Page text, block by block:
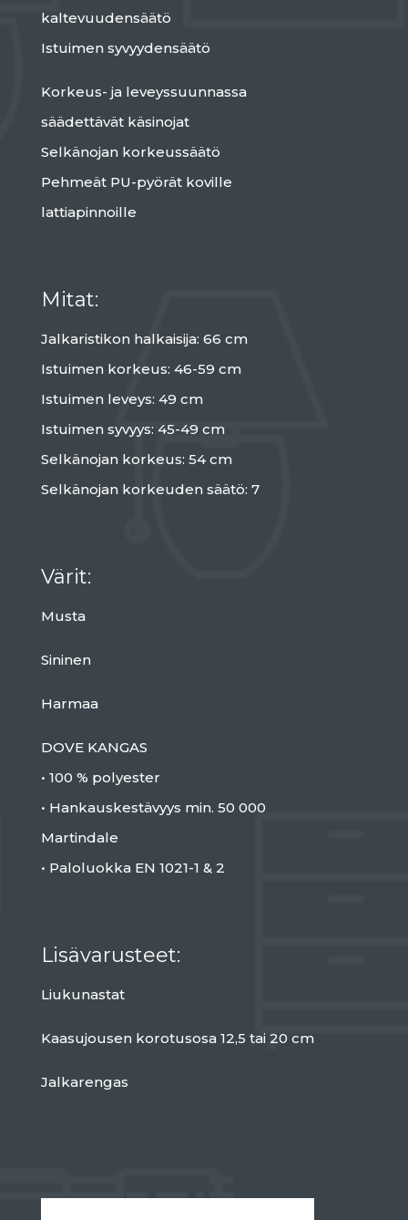
kaltevuudensäätö
Istuimen syvyydensäätö
Korkeus- ja leveyssuunnassa
säädettävät käsinojat
Selkänojan korkeussäätö
Pehmeät PU-pyörät koville
lattiapinnoille
Mitat:
Jalkaristikon halkaisija: 66 cm
Istuimen korkeus: 46-59 cm
Istuimen leveys: 49 cm
Istuimen syvyys: 45-49 cm
Selkänojan korkeus: 54 cm
Selkänojan korkeuden säätö: 7
Värit:
Musta
Sininen
Harmaa
DOVE KANGAS
• 100 % polyester
• Hankauskestävyys min. 50 000
Martindale
• Paloluokka EN 1021-1 & 2
Lisävarusteet:
Liukunastat
Kaasujousen korotusosa 12,5 tai 20 cm
Jalkarengas